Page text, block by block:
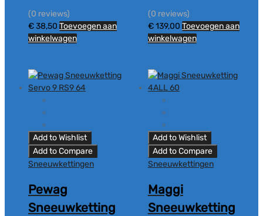
(0 reviews)
€38,50 Toevoegen aan
winkelwagen
(0 reviews)
€139,00 Toevoegen aan
winkelwagen
Add to Wishlist
Add to Compare
Sneeuwkettingen
Pewag
Sneeuwketting
Add to Wishlist
Add to Compare
Sneeuwkettingen
Maggi
Sneeuwketting